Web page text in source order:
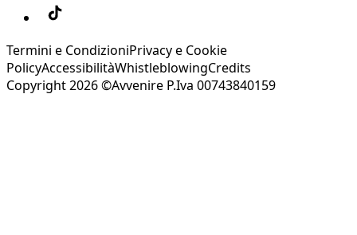
Termini e CondizioniPrivacy e Cookie
PolicyAccessibilitàWhistleblowingCredits
Copyright 2026 ©Avvenire P.Iva 00743840159